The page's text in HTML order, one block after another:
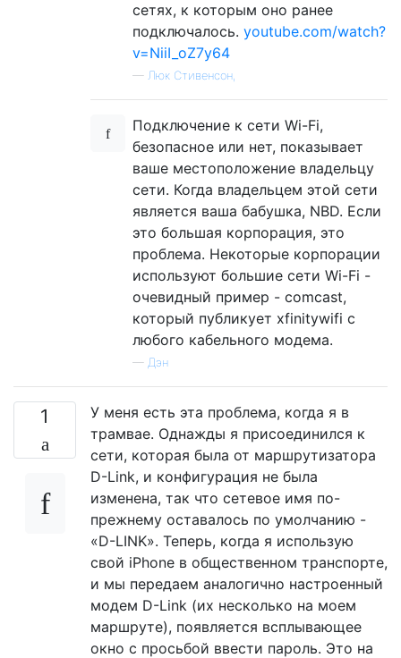
сетях, к которым оно ранее
подключалось. youtube.com/watch?
v=NiiI_oZ7y64
— Люк Стивенсон,
Подключение к сети Wi-Fi,
безопасное или нет, показывает
ваше местоположение владельцу
сети. Когда владельцем этой сети
является ваша бабушка, NBD. Если
это большая корпорация, это
проблема. Некоторые корпорации
используют большие сети Wi-Fi -
очевидный пример - comcast,
который публикует xfinitywifi с
любого кабельного модема.
— Дэн
1
У меня есть эта проблема, когда я в
трамвае. Однажды я присоединился к
сети, которая была от маршрутизатора
D-Link, и конфигурация не была
изменена, так что сетевое имя по-
прежнему оставалось по умолчанию -
«D-LINK». Теперь, когда я использую
свой iPhone в общественном транспорте,
и мы передаем аналогично настроенный
модем D-Link (их несколько на моем
маршруте), появляется всплывающее
окно с просьбой ввести пароль. Это на